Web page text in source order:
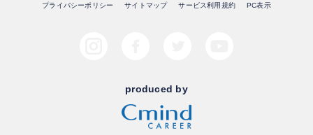
プライバシーポリシー サイトマップ サービス利用規約 PC表示
produced by